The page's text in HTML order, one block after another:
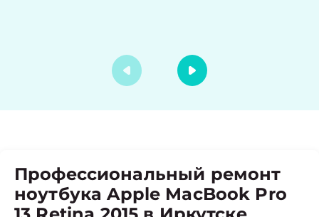
Профессиональный ремонт
ноутбука Apple MacBook Pro